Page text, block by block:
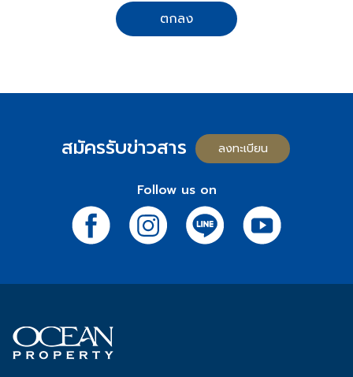
ตกลง
สมัครรับข่าวสาร ลงทะเบียน
Follow us on